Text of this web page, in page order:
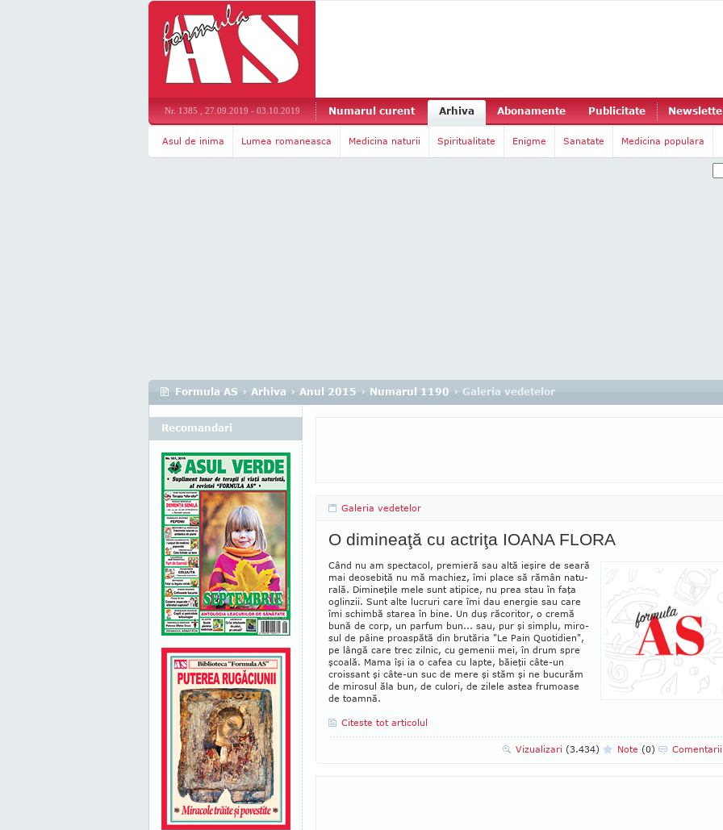
Nr. 1385 , 27.09.2019 - 03.10.2019 Numarul curent Arhiva Abonamente Publicitate
Asul de inima Lumea romaneasca Medicina naturii Spiritualitate Enigme Sanatate Medicina populara
Formula AS › Arhiva › Anul 2015 › Numarul 1190 › Galeria vedetelor
Galeria vedetelor
O dimineaţă cu actriţa IOANA FLORA
Când nu am spec­tacol, premieră sau altă ieşire de seară
mai deo­sebită nu mă machiez, îmi place să rămân natu­
ra­lă. Dimineţile mele sunt atipice, nu prea stau în fa­ţa
oglinzii. Sunt alte lu­cruri care îmi dau energie sau care
îmi schimbă sta­rea în bine. Un duş răco­ritor, o cremă
bună de corp, un parfum bun... sau, pur şi simplu, miro­
sul de pâine proaspătă din brutăria "Le Pain Quoti­dien",
pe lângă care trec zilnic, cu gemenii mei, în drum spre
şcoală. Mama îşi ia o cafea cu lapte, bă­ieţii câte-un
croissant şi câte-un suc de mere şi stăm şi ne bucurăm
de mirosul ăla bun, de culori, de zilele astea frumoase
de toamnă.
Citeste tot articolul
Vizualizari (3.434) Note (0)
Recomandari